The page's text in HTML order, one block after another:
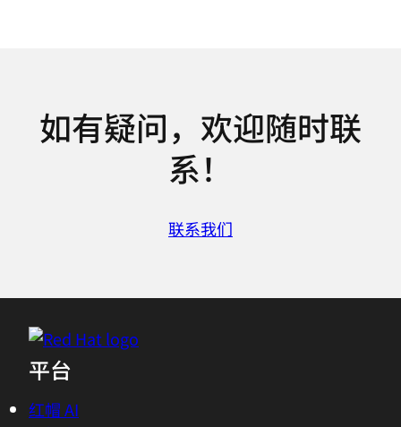
如有疑问，欢迎随时联
系！
联系我们
平台
红帽 AI